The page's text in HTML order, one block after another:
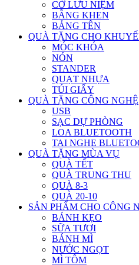
CỜ LƯU NIỆM
BẰNG KHEN
BẢNG TÊN
QUÀ TẶNG CHO
MÓC KHÓA
NÓN
STANDER
QUẠT NHỰA
TÚI GIẤY
QUÀ TẶNG CÔNG NGHỆ
USB
SẠC DỰ PHÒNG
LOA BLUETOOTH
TAI NGHE
QUÀ TẶNG MÙA VỤ
QUÀ TẾT
QUÀ TRUNG THU
QUÀ 8-3
QUÀ 20-10
SẢN PHẨM CHO CÔNG
BÁNH KẸO
SỮA TƯƠI
BÁNH MÌ
NƯỚC NGỌT
MÌ TÔM